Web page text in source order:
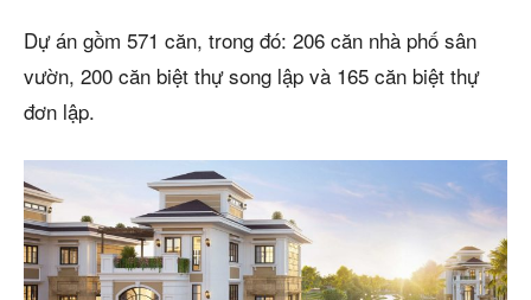
Dự án gồm 571 căn, trong đó: 206 căn nhà phố sân
vườn, 200 căn biệt thự song lập và 165 căn biệt thự
đơn lập.